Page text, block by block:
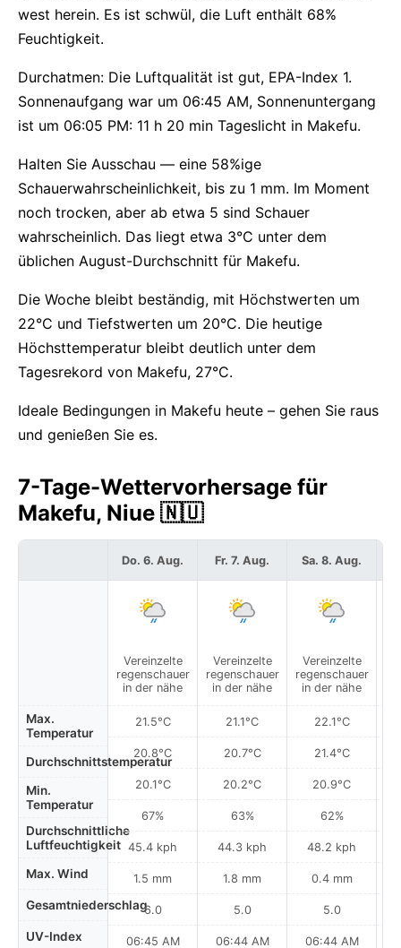
west herein. Es ist schwül, die Luft enthält 68%
Feuchtigkeit.
Durchatmen: Die Luftqualität ist gut, EPA-Index 1.
Sonnenaufgang war um 06:45 AM, Sonnenuntergang
ist um 06:05 PM: 11 h 20 min Tageslicht in Makefu.
Halten Sie Ausschau — eine 58%ige
Schauerwahrscheinlichkeit, bis zu 1 mm. Im Moment
noch trocken, aber ab etwa 5 sind Schauer
wahrscheinlich. Das liegt etwa 3°C unter dem
üblichen August-Durchschnitt für Makefu.
Die Woche bleibt beständig, mit Höchstwerten um
22°C und Tiefstwerten um 20°C. Die heutige
Höchsttemperatur bleibt deutlich unter dem
Tagesrekord von Makefu, 27°C.
Ideale Bedingungen in Makefu heute – gehen Sie raus
und genießen Sie es.
7-Tage-Wettervorhersage für
Makefu, Niue 🇳🇺
Max.
Temperatur
Durchschnittstemperatur
Min.
Temperatur
Durchschnittliche
Luftfeuchtigkeit
Max. Wind
Gesamtniederschlag
UV-Index
Do. 6. Aug.
Vereinzelte
regenschauer
in der nähe
21.5°C
20.8°C
20.1°C
67%
45.4 kph
1.5 mm
6.0
06:45 AM
Fr. 7. Aug.
Vereinzelte
regenschauer
in der nähe
21.1°C
20.7°C
20.2°C
63%
44.3 kph
1.8 mm
5.0
06:44 AM
Sa. 8. Aug.
Vereinzelte
regenschauer
in der nähe
22.1°C
21.4°C
20.9°C
62%
48.2 kph
0.4 mm
5.0
06:44 AM